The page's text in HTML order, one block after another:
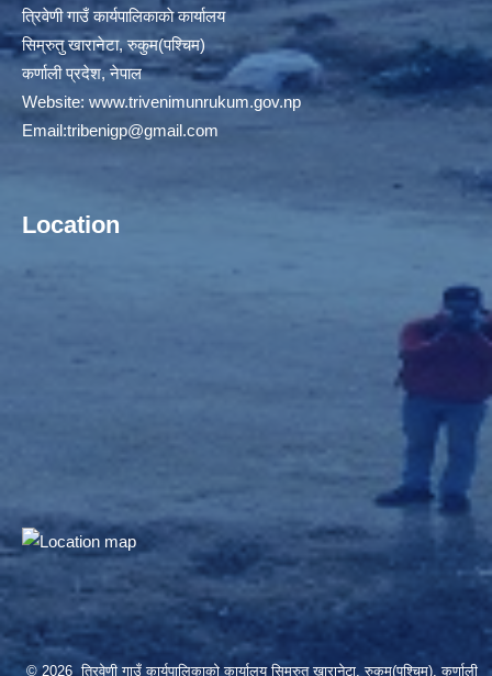
त्रिवेणी गाउँ कार्यपालिकाकाे कार्यालय
सिम्रुतु खारानेटा, रुकुम(पश्‍चिम)
कर्णाली प्रदेश, नेपाल
Website: www.trivenimunrukum.gov.np
Email:tribenigp@gmail.com
Location
© 2026 त्रिवेणी गाउँ कार्यपालिकाको कार्यालय सिम्रुतु खारानेटा, रुकुम(पश्‍चिम), कर्णाली